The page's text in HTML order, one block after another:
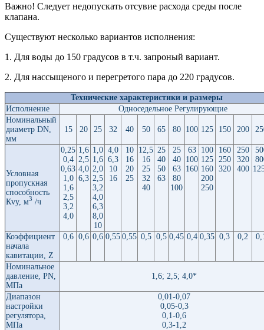
Важно! Следует недопускать отсувие расхода среды после
клапана.
Существуют несколько вариантов исполнения:
1. Для воды до 150 градусов в т.ч. запроный вариант.
2. Для нассыщеного и перегретого пара до 220 градусов.
Технические характеристики и размеры
Исполнение
Односедельное Регулирующие
Номинальный
диаметр DN,
мм
15 20 25 32 40 50 65 80 100 125 150 200
Условная
пропускная
способность
Кvу, м3 /ч
0,25
0,4
0,63
1,0
1,6
2,5
3,2
4,0
1,6
2,5
4,0
6,3
1,0
1,6
2,0
2,5
3,2
4,0
6,3
8,0
10
4,0
6,3
10
16
10
16
20
25
12,5
16
25
32
40
25
40
50
63
25
40
63
80
100
63
100
160
100
125
160
200
250
160
250
320
250
320
400
Коэффициент
начала
кавитации, Z
0,6 0,6 0,6 0,55 0,55 0,5 0,5 0,45 0,4 0,35 0,3 0,2
Номинальное
давление, РN,
МПа
1,6; 2,5; 4,0*
Диапазон
настройки
регулятора,
МПа
0,01-0,07
0,05-0,3
0,1-0,6
0,3-1,2